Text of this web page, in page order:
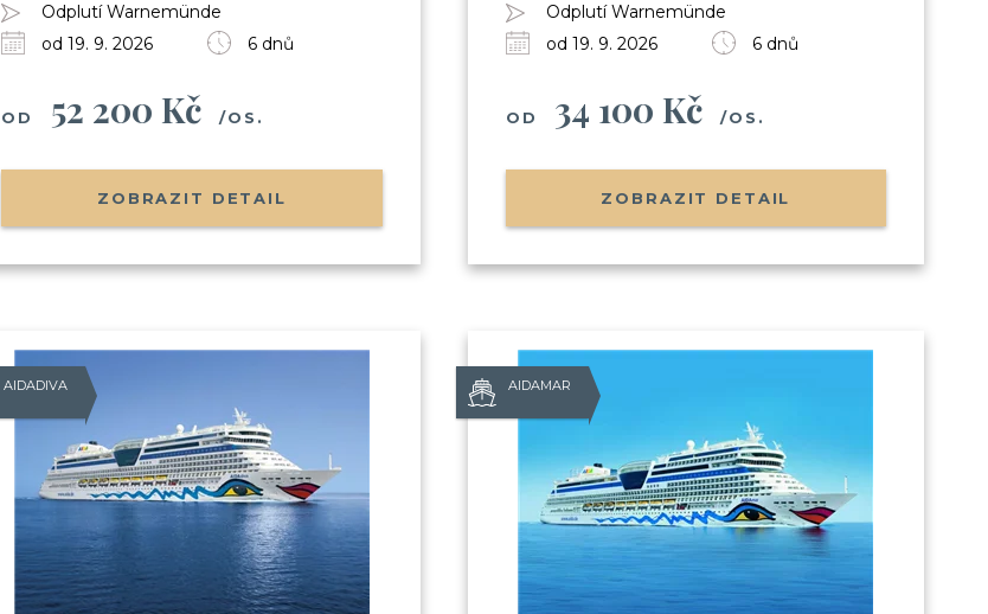
Odplutí Warnemünde
od 19. 9. 2026
6 dnů
OD 52 200 Kč /OS.
ZOBRAZIT DETAIL
Odplutí Warnemünde
od 19. 9. 2026
6 dnů
OD 34 100 Kč /OS.
ZOBRAZIT DETAIL
AIDADIVA AIDAMAR
Už odcházíte?
Zanechte nám svůj email.
Zůstaneme v kontaktu a získáte: